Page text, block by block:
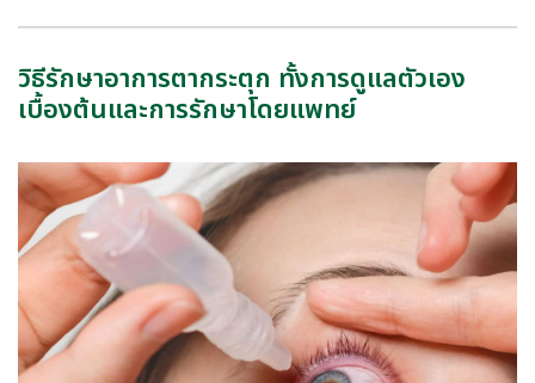
วิธีรักษาอาการตากระตุก ทั้งการดูแลตัวเอง
เบื้องต้นและการรักษาโดยแพทย์